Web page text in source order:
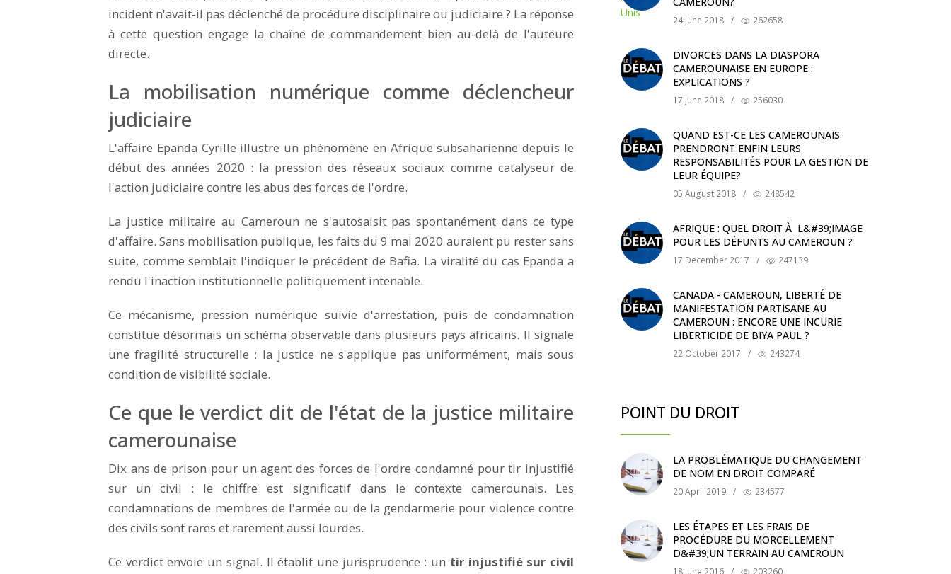
incident n'avait-il pas déclenché de procédure disciplinaire ou judiciaire ? La réponse
à cette question engage la chaîne de commandement bien au-delà de l'auteure
directe.
La mobilisation numérique comme déclencheur
judiciaire
L'affaire Epanda Cyrille illustre un phénomène en Afrique subsaharienne depuis le
début des années 2020 : la pression des réseaux sociaux comme catalyseur de
l'action judiciaire contre les abus des forces de l'ordre.
La justice militaire au Cameroun ne s'autosaisit pas spontanément dans ce type
d'affaire. Sans mobilisation publique, les faits du 9 mai 2020 auraient pu rester sans
suite, comme semblait l'indiquer le précédent de Bafia. La viralité du cas Epanda a
rendu l'inaction institutionnelle politiquement intenable.
Ce mécanisme, pression numérique suivie d'arrestation, puis de condamnation
constitue désormais un schéma observable dans plusieurs pays africains. Il signale
une fragilité structurelle : la justice ne s'applique pas uniformément, mais sous
condition de visibilité sociale.
Ce que le verdict dit de l'état de la justice militaire
camerounaise
Dix ans de prison pour un agent des forces de l'ordre condamné pour tir injustifié
sur un civil : le chiffre est significatif dans le contexte camerounais. Les
condamnations de membres de l'armée ou de la gendarmerie pour violence contre
des civils sont rares et rarement aussi lourdes.
Ce verdict envoie un signal. Il établit une jurisprudence : un tir injustifié sur civil
24 June 2018 / 262658
DIVORCES DANS LA DIASPORA
CAMEROUNAISE EN EUROPE :
EXPLICATIONS ?
17 June 2018 / 256030
QUAND EST-CE LES CAMEROUNAIS
PRENDRONT ENFIN LEURS
RESPONSABILITÉS POUR LA GESTION DE
LEUR ÉQUIPE?
05 August 2018 / 248542
AFRIQUE : QUEL DROIT À L&#39;IMAGE
POUR LES DÉFUNTS AU CAMEROUN ?
17 December 2017 / 247139
CANADA - CAMEROUN, LIBERTÉ DE
MANIFESTATION PARTISANE AU
CAMEROUN : ENCORE UNE INCURIE
LIBERTICIDE DE BIYA PAUL ?
22 October 2017 / 243274
POINT DU DROIT
LA PROBLÉMATIQUE DU CHANGEMENT
DE NOM EN DROIT COMPARÉ
20 April 2019 / 234577
LES ÉTAPES ET LES FRAIS DE
PROCÉDURE DU MORCELLEMENT
D&#39;UN TERRAIN AU CAMEROUN
18 June 2016 / 203260